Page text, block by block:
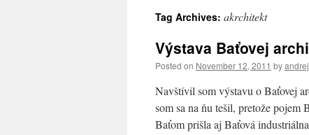
content
Tag Archives: akrchitekt
Výstava Baťovej
Posted on November 12, 2011 by
Navštívil som výstavu o Baťovej
som sa na ňu tešil, pretože pojem
Baťom prišla aj Baťová